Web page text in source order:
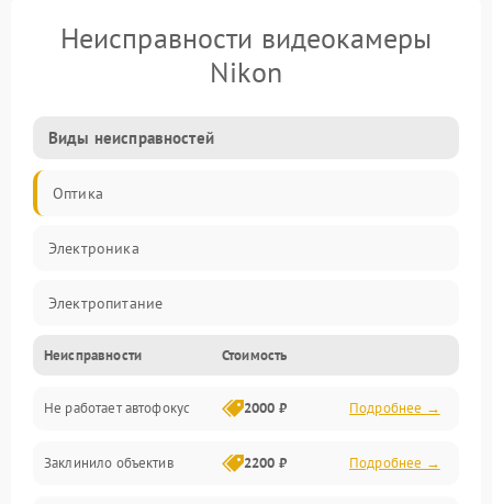
Неисправности видеокамеры
Nikon
Виды неисправностей
Оптика
Электроника
Электропитание
Видео
Хранение данных
Программное обеспечение
Неисправности Стоимость
Не работает автофокус 2000 ₽ Подробнее →
Заклинило объектив 2200 ₽ Подробнее →